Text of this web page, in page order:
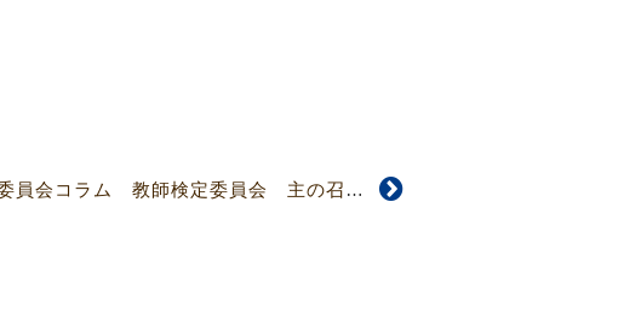
【4828号】委員会コラム 教師検定委員会 主の召しに立ち会う 鷹澤 匠